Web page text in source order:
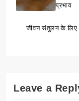
प्रभाव
जीवन संतुलन के लिए
Leave a